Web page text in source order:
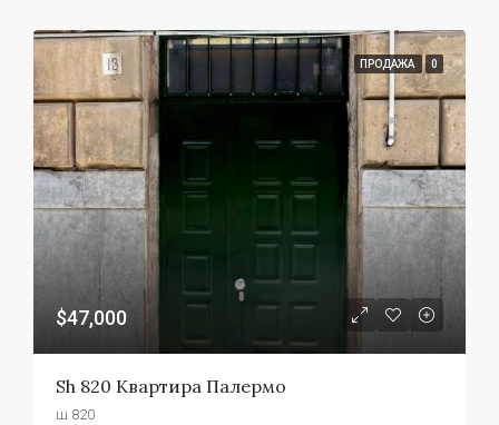
ПРОДАЖА 0
$47,000
Sh 820 Квартира Палермо
ш 820